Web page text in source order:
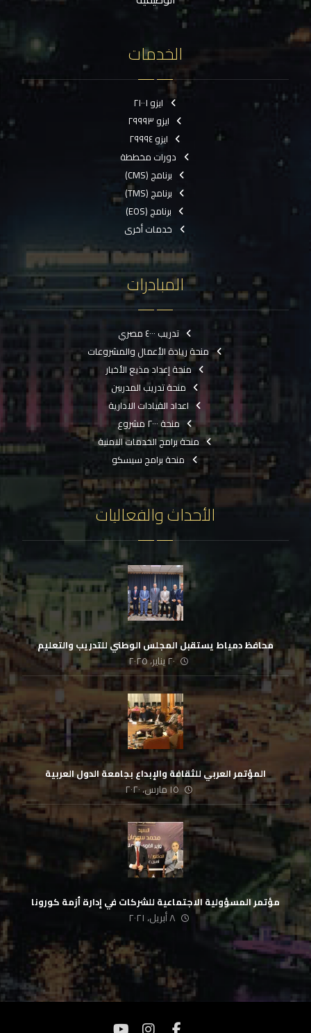
الخدمات
ايزو ٢١٠٠١
ايزو ٢٩٩٩٣
ايزو ٢٩٩٩٤
دورات مخططة
برنامج (CMS)
برنامج (TMS)
برنامج (EOS)
خدمات أخرى
المبادرات
تدريب ٤٠٠٠ مصري
منحة ريادة الأعمال والمشروعات
منحة إعداد مذيع الأخبار
منحة تدريب المدربين
اعداد القيادات الادارية
منحة ٢٠٠٠ مشروع
منحة برامج الخدمات الامنية
منحة برامج سيسكو
الأحداث والفعاليات
محافظ دمياط يستقبل المجلس الوطني للتدريب والتعليم
٢٠ يناير، ٢٠٢٥
المؤتمر العربي للثقافة والإبداع بجامعة الدول العربية
١٥ مارس، ٢٠٢٠
مؤتمر المسؤولية الاجتماعية للشركات في إدارة أزمة كورونا
٨ أبريل، ٢٠٢١